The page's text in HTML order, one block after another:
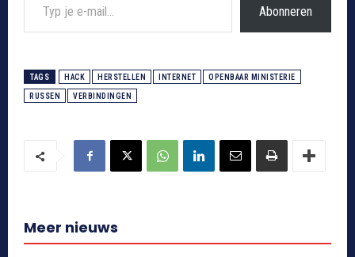
Abonneren
TAGS HACK HERSTELLEN INTERNET OPENBAAR MINISTERIE
RUSSEN VERBINDINGEN
Meer nieuws